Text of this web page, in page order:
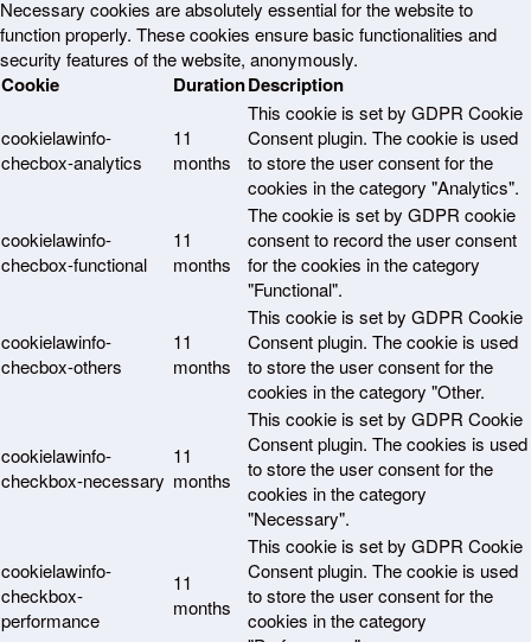
Necessary cookies are absolutely essential for the website to
function properly. These cookies ensure basic functionalities and
security features of the website, anonymously.
Cookie DurationDescription
cookielawinfo-
checbox-analytics
11
months
This cookie is set by GDPR Cookie
Consent plugin. The cookie is used
to store the user consent for the
cookies in the category "Analytics".
cookielawinfo-
checbox-functional
11
months
The cookie is set by GDPR cookie
consent to record the user consent
for the cookies in the category
"Functional".
cookielawinfo-
checbox-others
11
months
This cookie is set by GDPR Cookie
Consent plugin. The cookie is used
to store the user consent for the
cookies in the category "Other.
cookielawinfo-
checkbox-necessary
11
months
This cookie is set by GDPR Cookie
Consent plugin. The cookies is used
to store the user consent for the
cookies in the category
"Necessary".
cookielawinfo-
checkbox-
performance
11
months
This cookie is set by GDPR Cookie
Consent plugin. The cookie is used
to store the user consent for the
cookies in the category